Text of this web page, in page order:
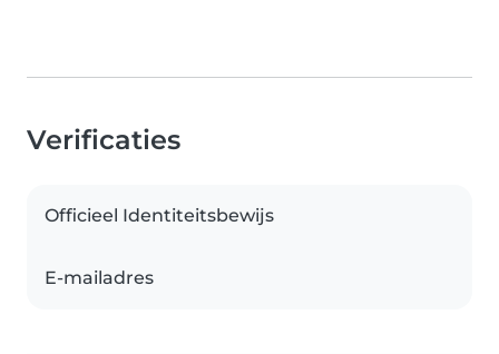
Verificaties
Officieel Identiteitsbewijs
E-mailadres